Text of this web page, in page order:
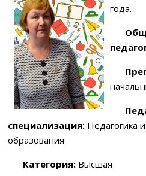
года.
специализация: Педагогика
образования
Категория: Высшая